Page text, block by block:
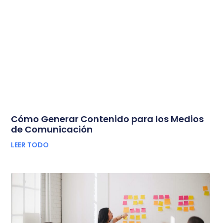
Cómo Generar Contenido para los Medios
de Comunicación
LEER TODO